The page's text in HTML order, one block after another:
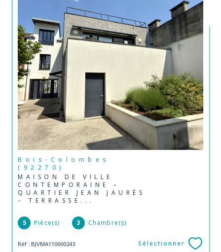
Bois-Colombes
(92270)
MAISON DE VILLE
CONTEMPORAINE –
QUARTIER JEAN JAURÈS
– TERRASSE...
5 Pièce(s) 3 Chambre(s)
Réf : BJVMA110000243 Sélectionner